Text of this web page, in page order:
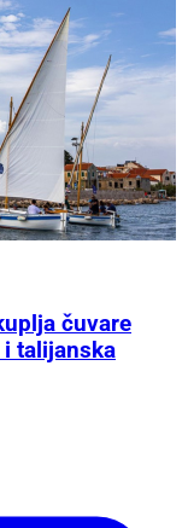
čuvare
talijanska